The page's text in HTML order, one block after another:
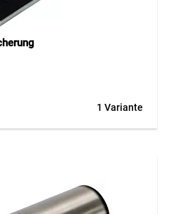
und
Garage, Bau, Handwerk
robustes Zubehörteil zur
bei Arbeiten in der Höhe. Sie
verfügt über eine praktische
Sprossen kompatibel und
der Leiter bei
1 Variante